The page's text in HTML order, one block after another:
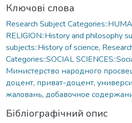
Ключові слова
Research Subject
RELIGION::History and philosophy
subjects::History of science,
Categories::SOCIAL
Министерство народного
доцент, приват-доцент,
жаловань, добавочное
Бібліографічний опис